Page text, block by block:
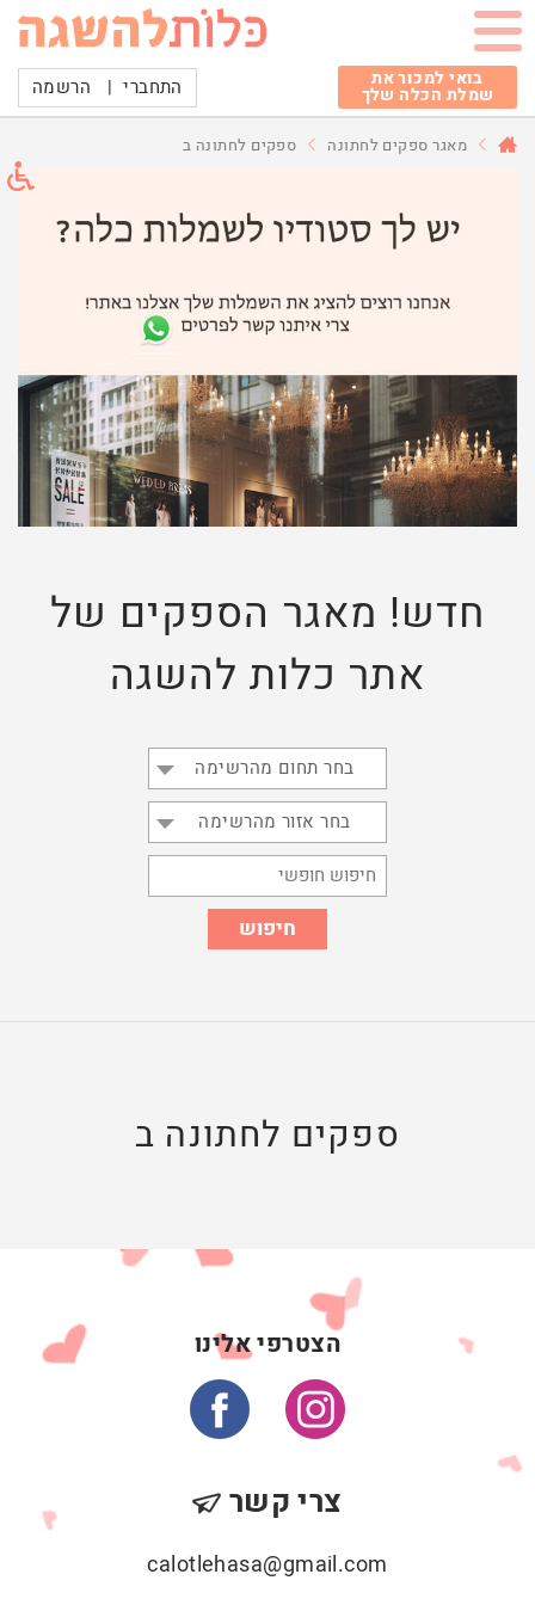
בואי למכור את
שמלת הכלה שלך התחברי | הרשמה
מאגר ספקים לחתונה ספקים לחתונה ב
חדש! מאגר הספקים של
אתר כלות להשגה
בחר תחום מהרשימה
בחר אזור מהרשימה
חיפוש
ספקים לחתונה ב
הצטרפי אלינו
צרי קשר
calotlehasa@gmail.com